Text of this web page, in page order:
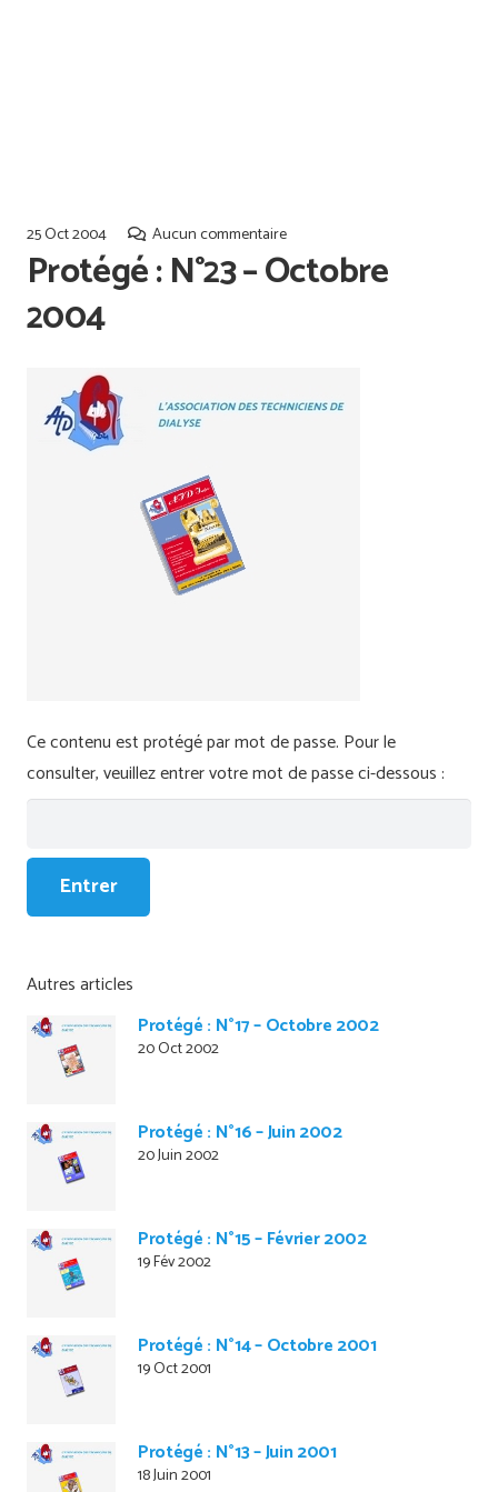
25 Oct 2004 Aucun commentaire
Protégé : N°23 – Octobre
2004
Ce contenu est protégé par mot de passe. Pour le
consulter, veuillez entrer votre mot de passe ci-dessous :
Autres articles
Protégé : N°17 – Octobre 2002
20 Oct 2002
Protégé : N°16 – Juin 2002
20 Juin 2002
Protégé : N°15 – Février 2002
19 Fév 2002
Protégé : N°14 – Octobre 2001
19 Oct 2001
Protégé : N°13 – Juin 2001
18 Juin 2001